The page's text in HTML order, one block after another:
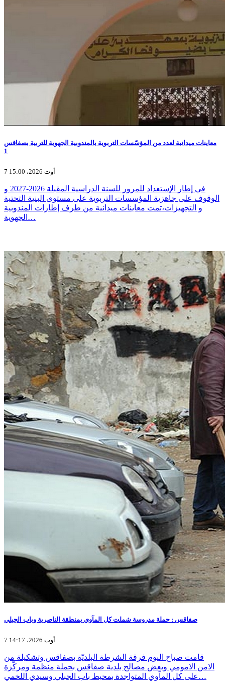
معاينات ميدانية لعدد من المؤسّسات التربوية بالمندوبية الجهوية للتربية بصفاقس
1
7 أوت 2026، 15:00
في إطار الإستعداد للمرور للسنة الدراسية المقبلة 2026-2027 و
الوقوف على جاهزية المؤسسات التربوية على مستوى البنية التحتية
و التجهيزات،تمت معاينات ميدانية من طرف إطارات المندوبية
الجهوية…
صفاقس : حملة مدروسة شملت كل المآوي بمنطقة الناصرية وباب الجبلي
7 أوت 2026، 14:17
قامت صباح اليوم فرقة الشرطة البلديّة بصفاقس وتشكيلة من
الامن الامومي وبعض مصالح بلدية صفاقس بحملة منظمة ومركّزة
على كل المآوي المتواجدة بمحيط باب الجبلي وسيدي اللخمي…